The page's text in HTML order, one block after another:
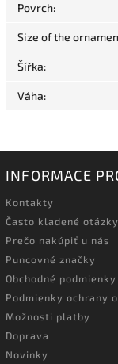
Povrch:
Size of the
Šířka:
Váha:
INFORMACE
Kontakty
Často kladené otázky
Prečo nakúpiť u nás
Puncovné značky
Obchodné podmienky
Podmienky ochrany
Možnosti platby
Doprava
Novinky